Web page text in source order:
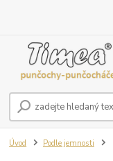
Úvod Podle jemnosti